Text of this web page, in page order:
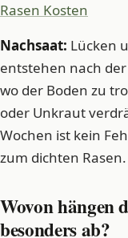
Rasen Kosten
Nachsaat: Lücken
entstehen nach
wo der Boden zu
oder Unkraut
Wochen ist kein
zum dichten Rasen.
Wovon hängen
besonders ab?